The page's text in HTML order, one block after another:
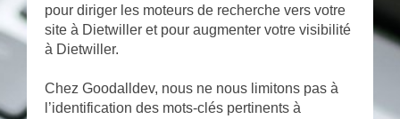
pour diriger les moteurs de recherche vers votre
site à Dietwiller et pour augmenter votre visibilité
à Dietwiller.
Chez Goodalldev, nous ne nous limitons pas à
l’identification des mots-clés pertinents à